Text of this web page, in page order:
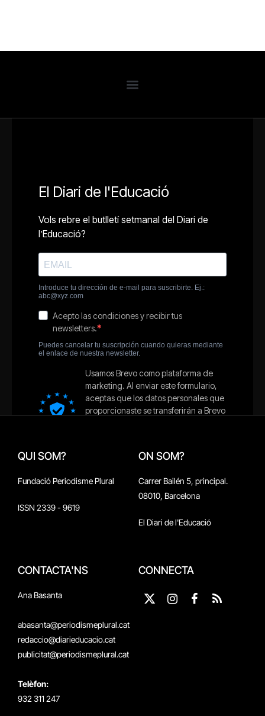
QUI SOM?
Fundació Periodisme Plural
ISSN 2339 - 9619
ON SOM?
Carrer Bailén 5, principal.
08010, Barcelona
El Diari de l'Educació
CONTACTA'NS
Ana Basanta
abasanta@periodismeplural.cat
redaccio@diarieducacio.cat
publicitat@periodismeplural.cat
Telèfon:
932 311 247
CONNECTA
X
Instagram
Facebook
RSS